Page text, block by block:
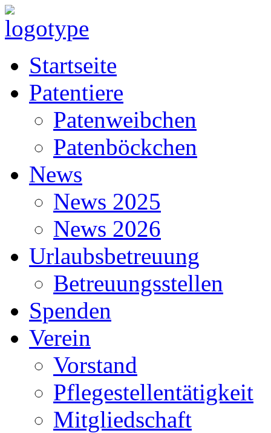
Startseite
Patentiere
Patenweibchen
Patenböckchen
News
News 2025
News 2026
Urlaubsbetreuung
Betreuungsstellen
Spenden
Verein
Vorstand
Pflegestellentätigkeit
Mitgliedschaft